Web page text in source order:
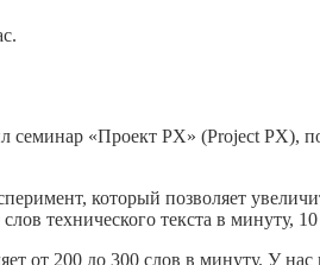
семинар «Проект PX» (Project PX),
который позволяет
технического текста в минуту,
от 200 до 300 слов в минуту. У